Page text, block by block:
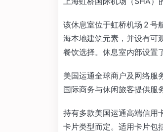
该休息室位于虹桥机场 2 号
海本地建筑元素，并设有可
餐饮选择。休息室内部设置
美国运通全球商户及网络服
国际商务与休闲旅客提供服
持有多款美国运通高端信用
卡片类型而定。适用卡片包